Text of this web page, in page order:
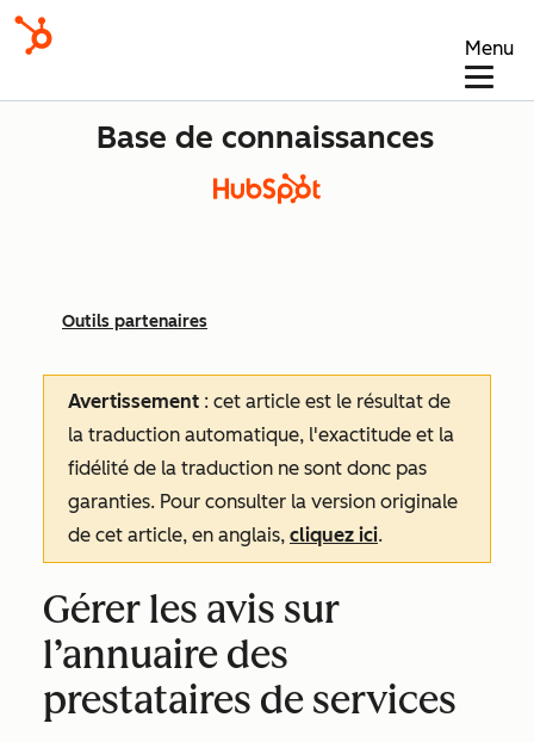
Menu
Base de connaissances
Outils partenaires
Avertissement : cet article est le résultat de
la traduction automatique, l'exactitude et la
fidélité de la traduction ne sont donc pas
garanties. Pour consulter la version originale
de cet article, en anglais, cliquez ici.
Gérer les avis sur
l’annuaire des
prestataires de services